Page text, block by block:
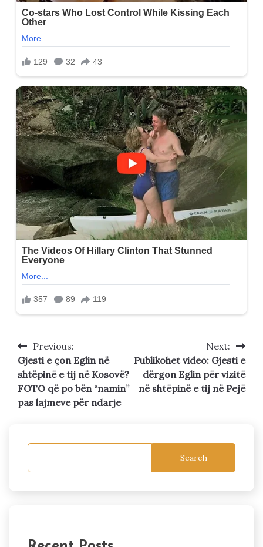
Post
navigation
Previous:
Gjesti e çon Eglin në
shtëpinë e tij në Kosovë?
FOTO që po bën “namin”
pas lajmeve për ndarje
Next:
Publikohet video: Gjesti e
dërgon Eglin për vizitë
në shtëpinë e tij në Pejë
Search